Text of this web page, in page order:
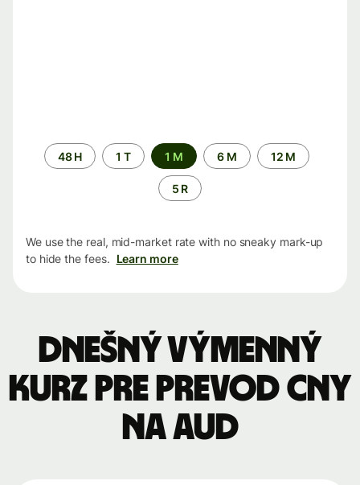
Time
period
48 H 1 T 1 M 6 M 12 M
5 R
We use the real, mid-market rate with no sneaky mark-up
to hide the fees. Learn more
Dnešný výmenný
kurz pre prevod CNY
na AUD